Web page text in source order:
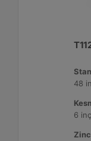
48
6